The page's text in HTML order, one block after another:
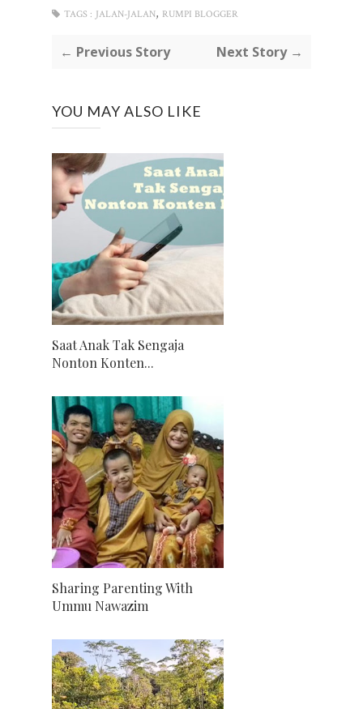
TAGS : JALAN-JALAN, RUMPI BLOGGER
← Previous Story Next Story →
YOU MAY ALSO LIKE
Saat Anak Tak Sengaja
Nonton Konten...
Sharing Parenting With
Ummu Nawazim